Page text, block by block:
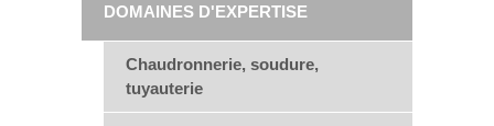
DOMAINES D'EXPERTISE
Chaudronnerie, soudure,
tuyauterie